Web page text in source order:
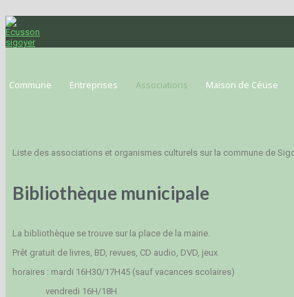
Commune Entreprises Associations Maison de Céüse
Liste des associations et organismes culturels sur la commune de
Bibliothèque municipale
La bibliothèque se trouve sur la place de la mairie.
Prêt gratuit de livres, BD, revues, CD audio, DVD, jeux
horaires : mardi 16H30/17H45 (sauf vacances scolaires)
vendredi 16H/18H